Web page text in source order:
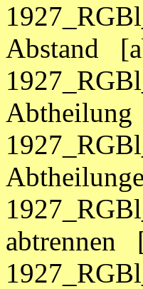
Abstand
Abtheilung
abtrennen